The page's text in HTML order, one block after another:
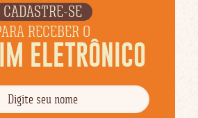
CADASTRE-SE
RECEBER O
ELETRÔNICO